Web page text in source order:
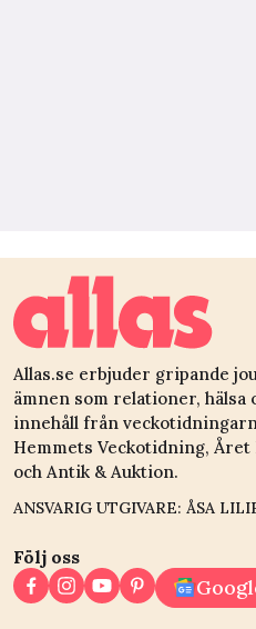
Allas.se erbjuder gripande
ämnen som relationer, hälsa
innehåll från
Hemmets Veckotidning,
och Antik & Auktion.
ANSVARIG UTGIVARE: ÅSA
Följ oss